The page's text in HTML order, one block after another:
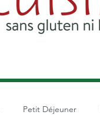
Petit Déjeuner